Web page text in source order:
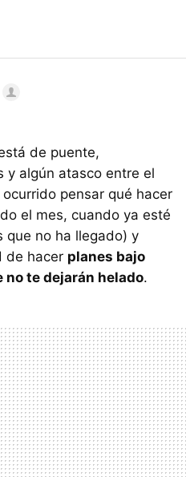
de puente,
y algún atasco entre el
pensar qué hacer
el mes, cuando ya esté
que no ha llegado) y
de hacer planes bajo
no te dejarán helado.